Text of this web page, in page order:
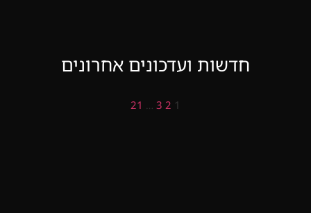
חדשות ועדכונים אחרונים
1
2
3
…
21